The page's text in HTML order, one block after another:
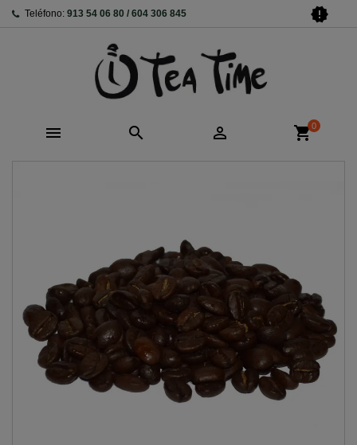
Teléfono: 913 54 06 80 / 604 306 845 new_releases
   shopping_cart0